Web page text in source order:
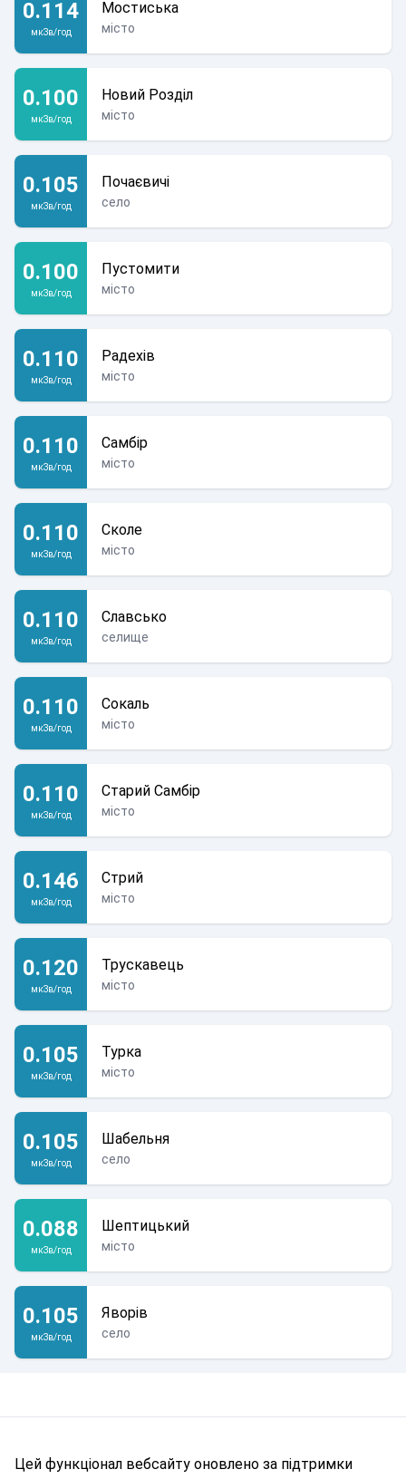
0.114
мкЗв/год
Мостиська
місто
0.100
мкЗв/год
Новий Розділ
місто
0.105
мкЗв/год
Почаєвичі
село
0.100
мкЗв/год
Пустомити
місто
0.110
мкЗв/год
Радехів
місто
0.110
мкЗв/год
Самбір
місто
0.110
мкЗв/год
Сколе
місто
0.110
мкЗв/год
Славсько
селище
0.110
мкЗв/год
Сокаль
місто
0.110
мкЗв/год
Старий Самбір
місто
0.146
мкЗв/год
Стрий
місто
0.120
мкЗв/год
Трускавець
місто
0.105
мкЗв/год
Турка
місто
0.105
мкЗв/год
Шабельня
село
0.088
мкЗв/год
Шептицький
місто
0.105
мкЗв/год
Яворів
село
Цей функціонал вебсайту оновлено за підтримки